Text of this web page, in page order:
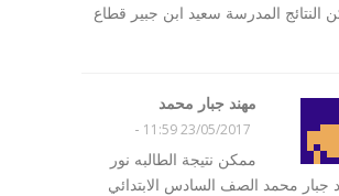
النتائج المدرسة سعيد ابن جبير قطاع
مهند جبار محمد
23/05/2017 11:59
-
ممكن نتيجة الطالبه نور
جبار محمد الصف السادس الابتدائي